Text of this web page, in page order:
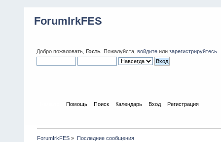
ForumIrkFES
Добро пожаловать, Гость . Пожалуйста, войдите или зарегистрируйтесь
Помощь Поиск Календарь Вход Регистрация
ForumIrkFES » Последние сообщения